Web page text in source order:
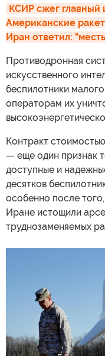
КСИР сжег
Американские
Иран ответил:
Противодронная
искусственного
беспилотники
операторам их
Контракт
— еще один признак
доступные и
десятков
особенно после
Иране истощили
труднозаменяемых